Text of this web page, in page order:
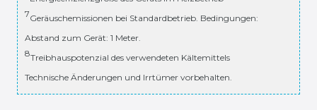
7Geräuschemissionen bei Standardbetrieb. Bedingungen:
Abstand zum Gerät: 1 Meter.
8Treibhauspotenzial des verwendeten Kältemittels
Technische Änderungen und Irrtümer vorbehalten.